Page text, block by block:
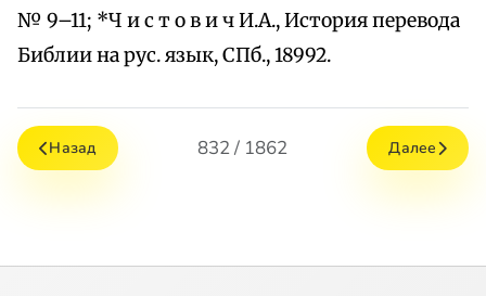
№ 9–11; *Ч и с т о в и ч И.А., История перевода
Библии на рус. язык, СПб., 18992.
Назад 832 / 1862 Далее